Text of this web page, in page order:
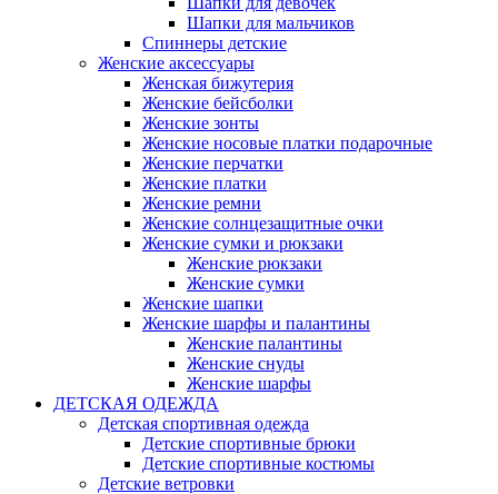
Шапки для мальчиков
Спиннеры детские
Женские аксессуары
Женская бижутерия
Женские бейсболки
Женские зонты
Женские носовые платки подарочные
Женские перчатки
Женские платки
Женские ремни
Женские солнцезащитные очки
Женские сумки и рюкзаки
Женские рюкзаки
Женские сумки
Женские шапки
Женские шарфы и палантины
Женские палантины
Женские снуды
Женские шарфы
ДЕТСКАЯ ОДЕЖДА
Детская спортивная одежда
Детские спортивные брюки
Детские спортивные костюмы
Детские ветровки